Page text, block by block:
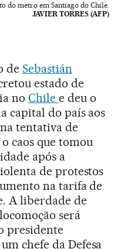
do metro em Santiago do Chile.
JAVIER TORRES (AFP)
de Sebastián
estado de
no Chile e deu o
capital do país aos
tentativa de
caos que tomou
após a
de protestos
na tarifa de
A liberdade de
será
presidente
chefe da Defesa